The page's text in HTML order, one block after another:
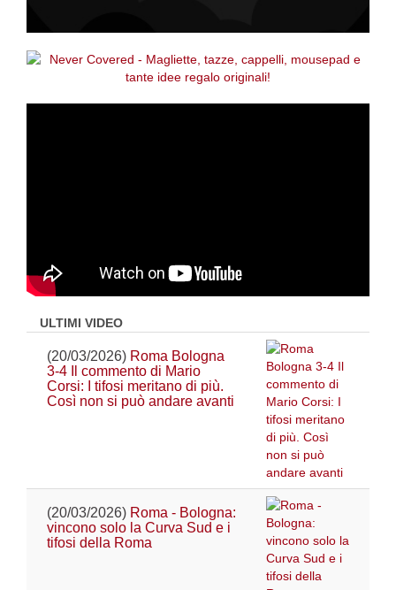
ULTIMI VIDEO
(20/03/2026) Roma Bologna
3-4 Il commento di Mario
Corsi: I tifosi meritano di più.
Così non si può andare avanti
(20/03/2026) Roma - Bologna:
vincono solo la Curva Sud e i
tifosi della Roma